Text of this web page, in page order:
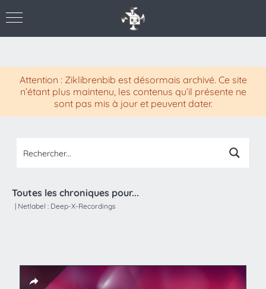
Attention : Ziklibrenbib est désormais archivé. Ce site
n’étant plus maintenu, les contenus qu’il présente ne
sont pas mis à jour et peuvent dater.
Toutes les chroniques pour...
| Netlabel : Deep-X-Recordings